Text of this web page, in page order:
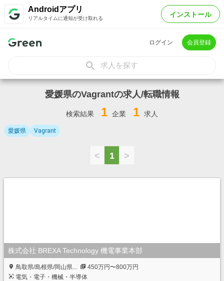
Androidアプリ
リアルタイムに通知が受け取れる インストール
ログイン 会員登録
求人を探す
愛媛県のVagrantの求人/転職情報
検索結果 1 企業 1 求人
愛媛県 Vagrant
< 1 >
株式会社 BREXA Technology 機電事業本部
鳥取県/島根県/岡山県...
450万円〜800万円
電気・電子・機械・半導体